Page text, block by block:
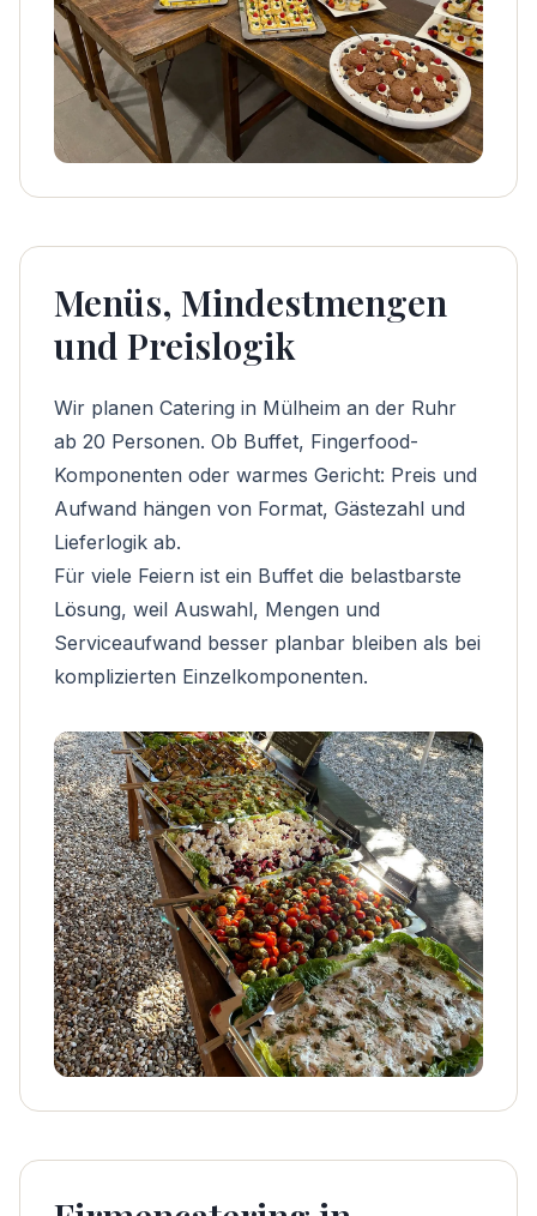
Menüs, Mindestmengen
und Preislogik
Wir planen Catering in Mülheim an der Ruhr
ab 20 Personen. Ob Buffet, Fingerfood-
Komponenten oder warmes Gericht: Preis und
Aufwand hängen von Format, Gästezahl und
Lieferlogik ab.
Für viele Feiern ist ein Buffet die belastbarste
Lösung, weil Auswahl, Mengen und
Serviceaufwand besser planbar bleiben als bei
komplizierten Einzelkomponenten.